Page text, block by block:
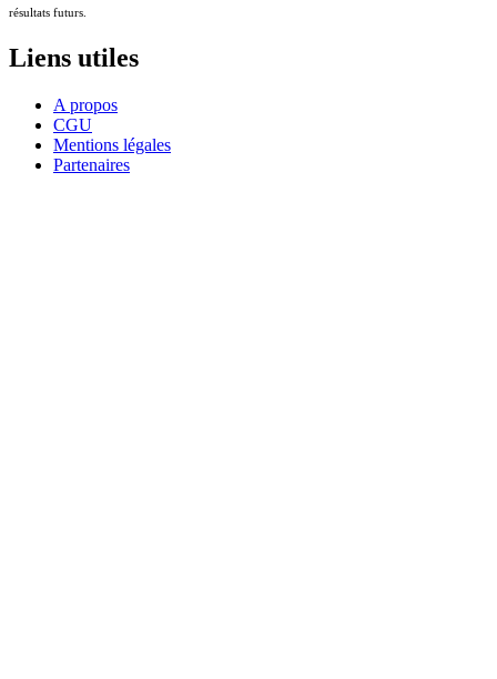
résultats futurs.
Liens utiles
A propos
CGU
Mentions légales
Partenaires